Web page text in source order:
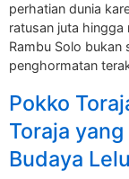
perhatian dunia
ratusan juta hingga
Rambu Solo bukan
penghormatan
Pokko
Toraja
Budaya